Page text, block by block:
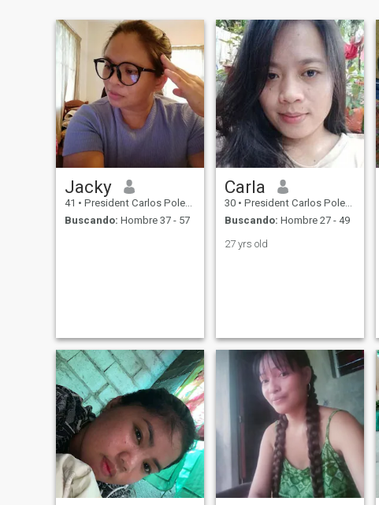
Jacky
41 • President Carlos Polestico Garcia, Bohol, Filipinas
Buscando: Hombre 37 - 57
Carla
30 • President Carlos Polestico Garcia, Bohol, Filipinas
Buscando: Hombre 27 - 49
27 yrs old